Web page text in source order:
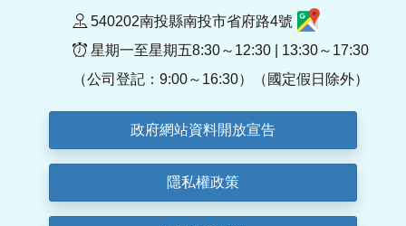
540202南投縣南投市省府路4號
星期一至星期五8:30～12:30 | 13:30～17:30
（公司登記：9:00～16:30）（國定假日除外）
政府網站資料開放宣告
隱私權政策